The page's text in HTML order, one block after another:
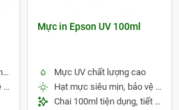
Màu sắc tươi sáng, bản in sắc nét
Hạt mực siêu mịn, bảo vệ đầu phun
Mực in Epson UV 100ml
Mực UV chất lượng cao
Hạt mực siêu mịn, bảo vệ đầu in
Chai 100ml tiện dụng, tiết kiệm